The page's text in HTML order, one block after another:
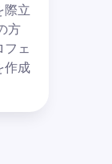
際立
方
ェ
作成